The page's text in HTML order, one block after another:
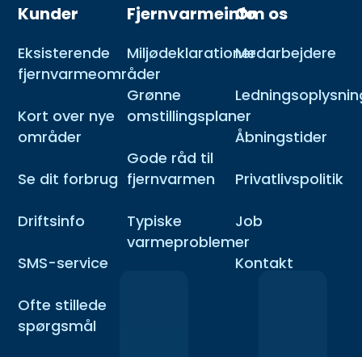
Kunder
Eksisterende
fjernvarmeområder
Kort over nye
områder
Se dit forbrug
Driftsinfo
SMS-service
Ofte stillede
spørgsmål
Fjernvarmeinfo
Miljødeklarationer
Grønne
omstillingsplaner
Gode råd til
fjernvarmen
Typiske
varmeproblemer
Om os
Medarbejdere
Åbningstider
Privatlivspolitik
Job
Kontakt